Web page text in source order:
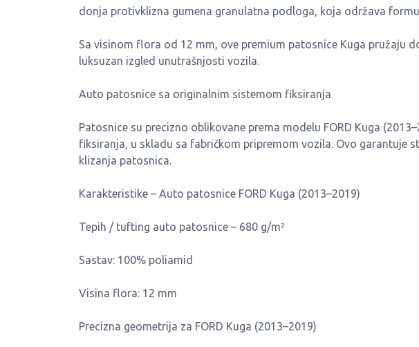
donja protivklizna gumena granulatna podloga, koja održava
Sa visinom flora od 12 mm, ove premium patosnice Kuga pružaju
luksuzan izgled unutrašnjosti vozila.
Auto patosnice sa originalnim sistemom fiksiranja
Patosnice su precizno oblikovane prema modelu FORD Kuga
fiksiranja, u skladu sa fabričkom pripremom vozila. Ovo garantuje
klizanja patosnica.
Karakteristike – Auto patosnice FORD Kuga (2013–2019)
Tepih / tufting auto patosnice – 680 g/m²
Sastav: 100% poliamid
Visina flora: 12 mm
Precizna geometrija za FORD Kuga (2013–2019)